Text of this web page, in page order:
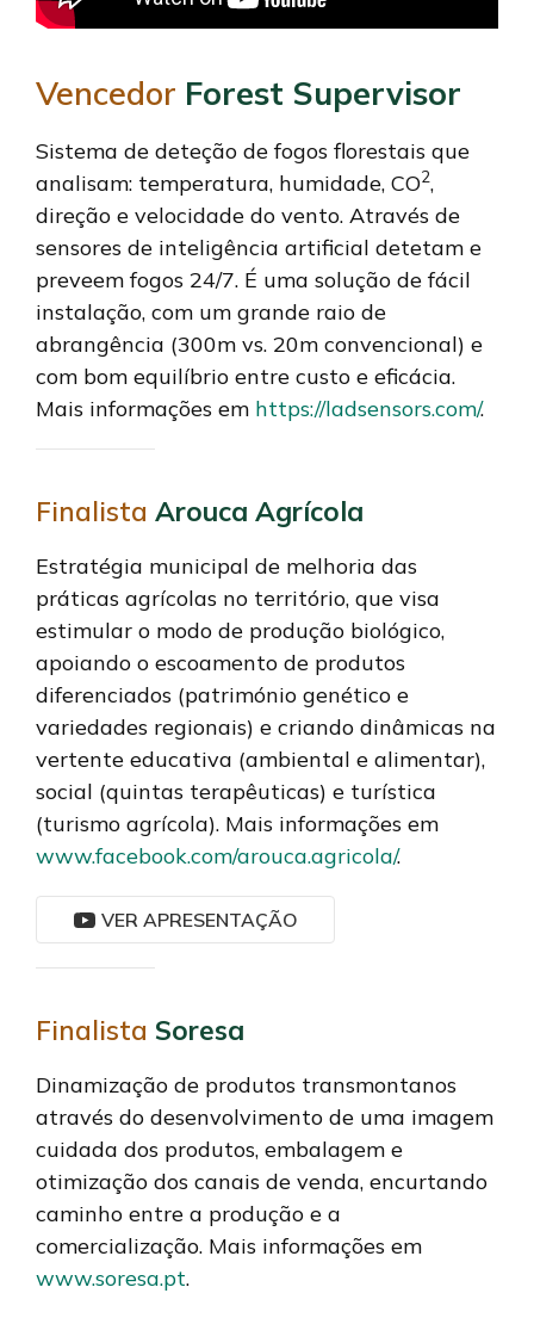
Vencedor Forest Supervisor
Sistema de deteção de fogos florestais que
analisam: temperatura, humidade, CO2,
direção e velocidade do vento. Através de
sensores de inteligência artificial detetam e
preveem fogos 24/7. É uma solução de fácil
instalação, com um grande raio de
abrangência (300m vs. 20m convencional) e
com bom equilíbrio entre custo e eficácia.
Mais informações em https://ladsensors.com/.
Finalista Arouca Agrícola
Estratégia municipal de melhoria das
práticas agrícolas no território, que visa
estimular o modo de produção biológico,
apoiando o escoamento de produtos
diferenciados (património genético e
variedades regionais) e criando dinâmicas na
vertente educativa (ambiental e alimentar),
social (quintas terapêuticas) e turística
(turismo agrícola). Mais informações em
www.facebook.com/arouca.agricola/.
VER APRESENTAÇÃO
Finalista Soresa
Dinamização de produtos transmontanos
através do desenvolvimento de uma imagem
cuidada dos produtos, embalagem e
otimização dos canais de venda, encurtando
caminho entre a produção e a
comercialização. Mais informações em
www.soresa.pt.